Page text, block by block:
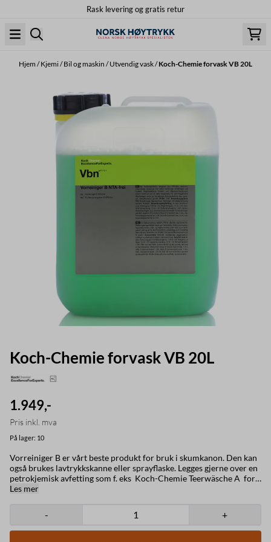
Rask levering og gratis retur
Hjem /Kjemi/Bil og maskin /Utvendig vask/Koch-Chemie forvask VB 20L
Koch-Chemie forvask VB 20L
1.949,-
Pris inkl. mva
På lager: 10
Vorreiniger B er vårt beste produkt for bruk i skumkanon. Den kan
også brukes lavtrykkskanne eller sprayflaske. Legges gjerne over en
petrokjemisk avfetting som f. eks Koch-Chemie Teerwäsche A for
ekstra god rengjøringseffekt. Produktbeskrivelse Koch-Chemie
forvask av utvendige flater og motorrom, og har gode egenskap for
å fjerne generell skitt og smuss, samt den har gode egenskaper mot
Les mer
- +